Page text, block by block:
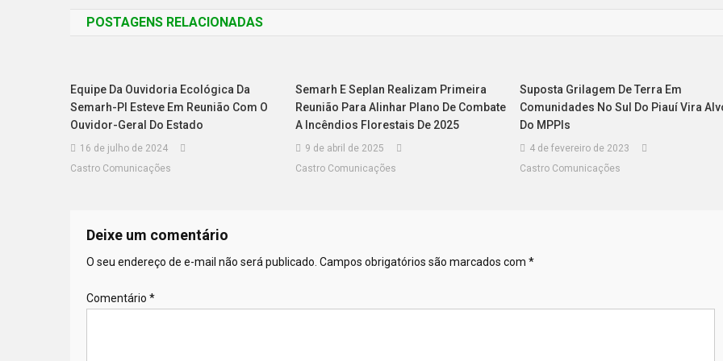
POSTAGENS RELACIONADAS
Equipe Da Ouvidoria Ecológica Da
Semarh-PI Esteve Em Reunião Com O
Ouvidor-Geral Do Estado
16 de julho de 2024
Castro Comunicações
Semarh E Seplan Realizam Primeira
Reunião Para Alinhar Plano De Combate
A Incêndios Florestais De 2025
9 de abril de 2025
Castro Comunicações
Suposta Grilagem De Terra Em
Comunidades No Sul Do Piauí Vira
Do MPPIs
4 de fevereiro de 2023
Castro Comunicações
Deixe um comentário
O seu endereço de e-mail não será publicado. Campos obrigatórios são marcados com *
Comentário *